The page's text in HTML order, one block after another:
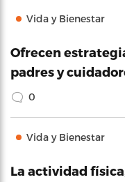
Vida y Bienestar
Ofrecen
padres y
0
Vida y Bienestar
La actividad